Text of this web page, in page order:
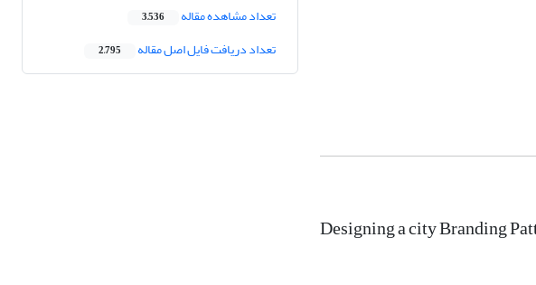
Designing a city Branding
تعداد مشاهده مقاله 3,536
تعداد دریافت فایل اصل مقاله 2,795